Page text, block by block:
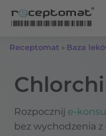
Receptomat » Baza
Rozpocznij e-
bez wychodzenia z